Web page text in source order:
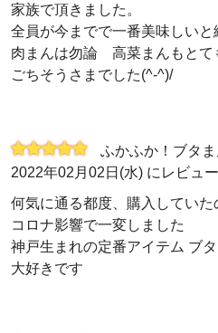
家族で頂きました。
全員が今までで一番美味しいと
肉まんは勿論 高菜まんもとて
ごちそうさまでした(^-^)/
ふかふか！ブタま
2022年02月02日(水) にレビュー
何気に通る都度、購入していた
コロナ影響で一変しました
神戸生まれの定番アイテム ブ
大好きです